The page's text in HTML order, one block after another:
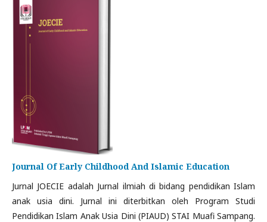
Journal Of Early Childhood And Islamic Education
Jurnal JOECIE adalah Jurnal ilmiah di bidang pendidikan Islam
anak usia dini. Jurnal ini diterbitkan oleh Program Studi
Pendidikan Islam Anak Usia Dini (PIAUD) STAI Muafi Sampang.